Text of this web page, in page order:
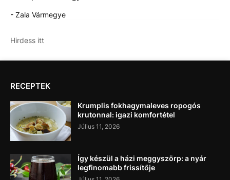
- Zala Vármegye
Hirdess itt
RECEPTEK
Krumplis fokhagymaleves ropogós
krutonnal: igazi komfortétel
Július 11, 2026
Így készül a házi meggyszörp: a nyár
legfinomabb frissítője